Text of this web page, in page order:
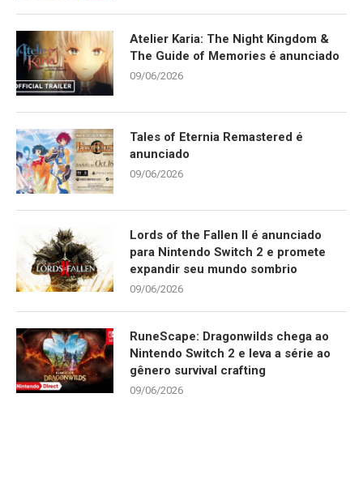
Atelier Karia: The Night Kingdom &
The Guide of Memories é anunciado
09/06/2026
Tales of Eternia Remastered é
anunciado
09/06/2026
Lords of the Fallen II é anunciado
para Nintendo Switch 2 e promete
expandir seu mundo sombrio
09/06/2026
RuneScape: Dragonwilds chega ao
Nintendo Switch 2 e leva a série ao
gênero survival crafting
09/06/2026